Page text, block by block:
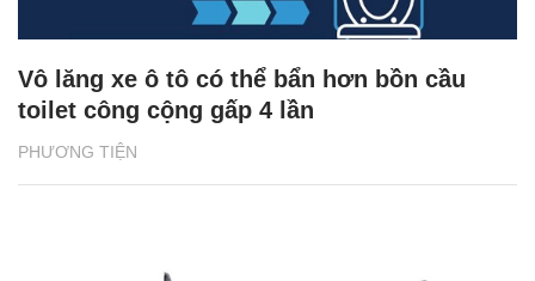
PHƯƠNG TIỆN
Vô lăng xe ô tô có thể bẩn hơn bồn cầu
toilet công cộng gấp 4 lần